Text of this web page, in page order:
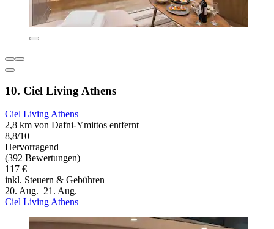
10. Ciel Living Athens
Ciel Living Athens
2,8 km von Dafni-Ymittos entfernt
8,8/10
Hervorragend
(392 Bewertungen)
117 €
inkl. Steuern & Gebühren
20. Aug.–21. Aug.
Ciel Living Athens